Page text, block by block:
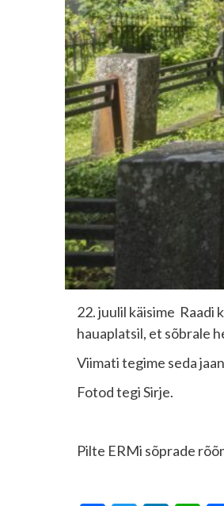
22. juulil käisime Raadi
hauaplatsil, et sõbrale
Viimati tegime seda
Fotod tegi Sirje.
Pilte ERMi sõprade